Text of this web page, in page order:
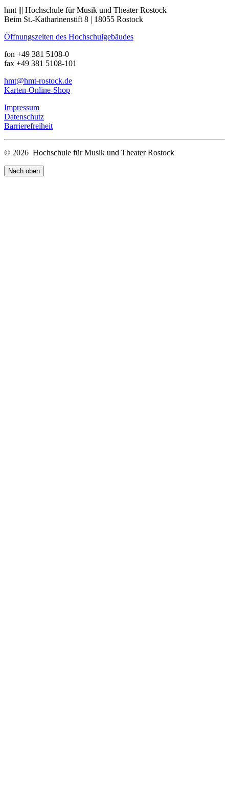
hmt ||| Hochschule für Musik und Theater Rostock
Beim St.-Katharinenstift 8 | 18055 Rostock
Öffnungszeiten des Hochschulgebäudes
fon +49 381 5108-0
fax +49 381 5108-101
hmt@hmt-rostock.de
Karten-Online-Shop
Impressum
Datenschutz
Barrierefreiheit
© 2026 Hochschule für Musik und Theater Rostock
Nach oben